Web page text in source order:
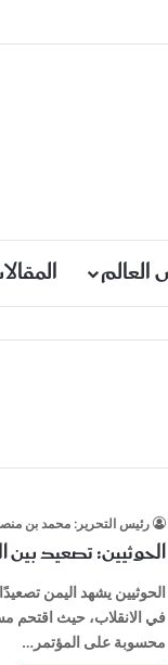
رئيس التحرير: محمد بن
الحوثيين: تصعيد
الحوثيين يشهد اليمن
في الانقلاب، حيث اقتحم
محسوبة على المؤتمر…